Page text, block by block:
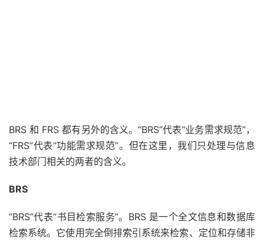
BRS 和 FRS 都有另外的含义。“BRS”代表“业务需求规范”，
“FRS”代表“功能需求规范”。但在这里，我们只处理与信息
技术部门相关的两者的含义。
BRS
“BRS”代表“书目检索服务”。BRS 是一个全文信息和数据库
检索系统。它使用完全倒排索引系统来检索、定位和存储非